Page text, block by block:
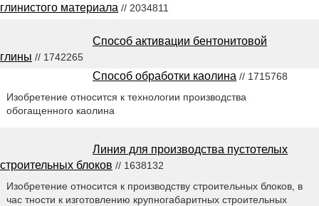
глинистого материала // 2034811
Способ активации бентонитовой
глины // 1742265
Способ обработки каолина // 1715768
Изобретение относится к технологии производства
обогащенного каолина
Линия для производства пустотелых
строительных блоков // 1638132
Изобретение относится к производству строительных блоков, в
час тности к изготовлению крупногабаритных строительных